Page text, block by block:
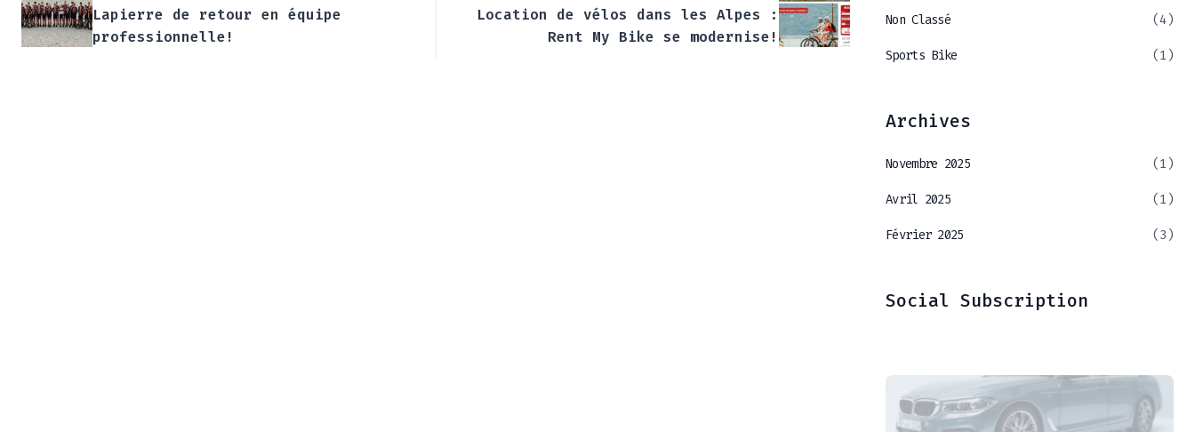
Lapierre de retour en équipe
professionnelle!
Location de vélos dans les Alpes :
Rent My Bike se modernise!
Non Classé (4)
Sports Bike (1)
Archives
Novembre 2025 (1)
Avril 2025 (1)
Février 2025 (3)
Social Subscription